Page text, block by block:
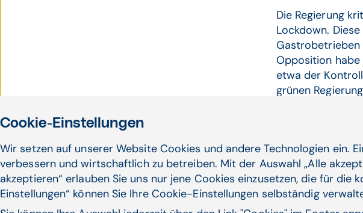
Die Regierung
Lockdown.
Gastrobetrieben
Opposition habe
etwa der
grünen
Kritik an der
lückenhaft" und
Czypionka etwa
Impfstrategie
Hämmerle etwa
Cookie-Einstellungen
Wir setzen auf unserer Website Cookies und andere Technologien ein.
verbessern und wirtschaftlich zu betreiben. Mit der Auswahl „Alle
akzeptieren“ erlauben Sie uns nur jene Cookies einzusetzen, die für
Einstellungen“ können Sie Ihre Cookie-Einstellungen selbständig